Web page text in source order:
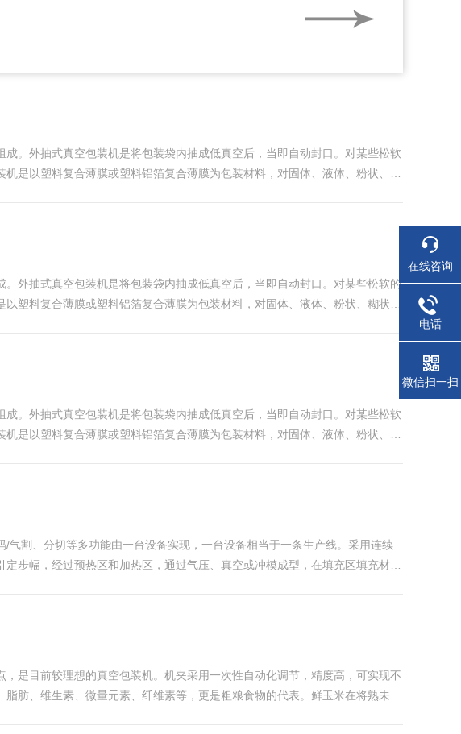
。外抽式真空包装机是将包装袋内抽成低真空后，当即自动封口。对某些松软
是以塑料复合薄膜或塑料铝箔复合薄膜为包装材料，对固体、液体、粉状、糊
外抽式真空包装机是将包装袋内抽成低真空后，当即自动封口。对某些松软的
塑料复合薄膜或塑料铝箔复合薄膜为包装材料，对固体、液体、粉状、糊状的
。外抽式真空包装机是将包装袋内抽成低真空后，当即自动封口。对某些松软
是以塑料复合薄膜或塑料铝箔复合薄膜为包装材料，对固体、液体、粉状、糊
割、分切等多功能由一台设备实现，一台设备相当于一条生产线。采用连续
步幅，经过预热区和加热区，通过气压、真空或冲模成型，在填充区填充材料
是目前较理想的真空包装机。机夹采用一次性自动化调节，精度高，可实现不
肪、维生素、微量元素、纤维素等，更是粗粮食物的代表。鲜玉米在将熟未熟
在线咨询
电话
微信扫一扫